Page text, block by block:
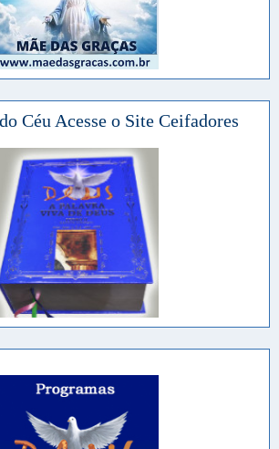
Céu Acesse o Site Ceifadores